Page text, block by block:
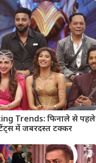
Trends: फिनाले से पहले
में जबरदस्त टक्कर